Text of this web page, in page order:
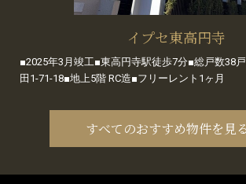
イプセ東高円寺
■2025年3月竣工■東高円寺駅徒歩7分■総戸数38
田1-71-18■地上5階 RC造■フリーレント1ヶ月
すべてのおすすめ物件を見る